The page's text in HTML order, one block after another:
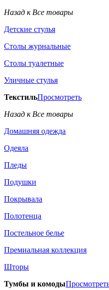
Назад к Все товары
Детские стулья
Столы журнальные
Столы туалетные
Уличные стулья
ТекстильПросмотреть
Назад к Все товары
Домашняя одежда
Одеяла
Пледы
Подушки
Покрывала
Полотенца
Постельное белье
Премиальная коллекция
Шторы
Тумбы и комоды